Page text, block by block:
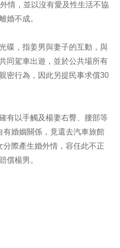
情，並以沒有愛及性生活不協
婚不成。
碟，指姜男與妻子的互動，與
同駕車出遊，並於公共場所有
密行為，因此另提民事求償30
有以手觸及楊妻右臀、腰部等
有婚姻關係，竟還去汽車旅館
際產生婚外情，容任此不正
償楊男。